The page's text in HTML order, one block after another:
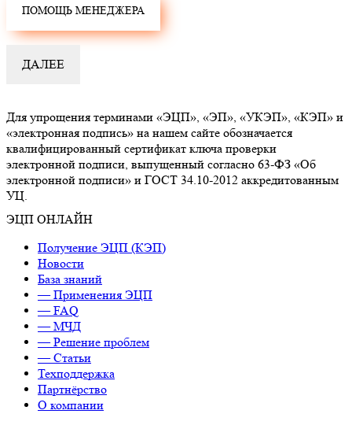
Для упрощения терминами «ЭЦП», «ЭП», «УКЭП», «КЭП» и
«электронная подпись» на нашем сайте обозначается
квалифицированный сертификат ключа проверки
электронной подписи, выпущенный согласно 63-ФЗ «Об
электронной подписи» и ГОСТ 34.10-2012 аккредитованным
УЦ.
ЭЦП ОНЛАЙН
Получение ЭЦП (КЭП)
Новости
База знаний
— Применения ЭЦП
— FAQ
— МЧД
— Решение проблем
— Статьи
Техподдержка
Партнёрство
О компании